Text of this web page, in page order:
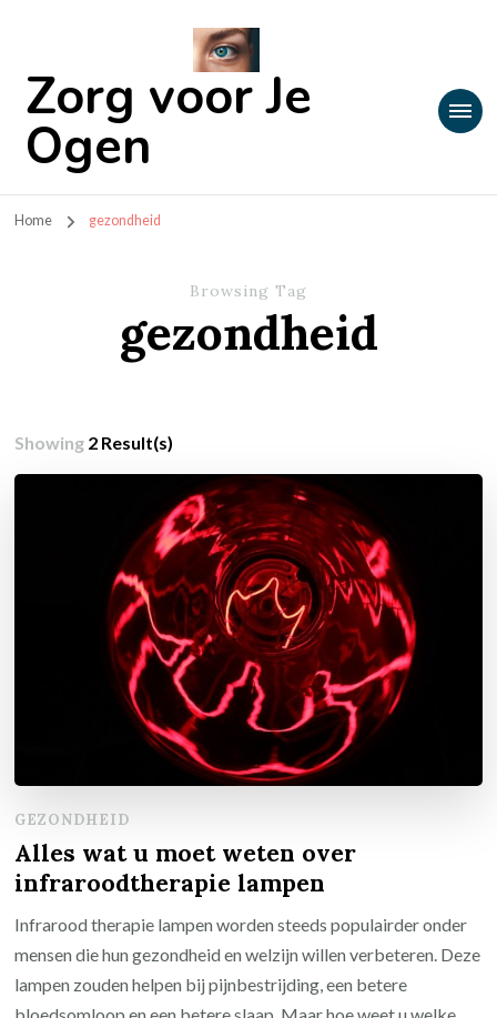
Zorg voor Je
Ogen
Home gezondheid
Browsing Tag
gezondheid
Showing 2 Result(s)
GEZONDHEID
Alles wat u moet weten over
infraroodtherapie lampen
Infrarood therapie lampen worden steeds populairder onder
mensen die hun gezondheid en welzijn willen verbeteren. Deze
lampen zouden helpen bij pijnbestrijding, een betere